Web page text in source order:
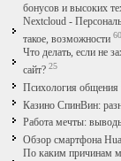
бонусов и высоких
Nextcloud -
такое, возможности 60
Что делать, если не
сайт? 25
Психология общения
Казино СпинВин:
Работа мечты:
Обзор смартфона
По каким причинам